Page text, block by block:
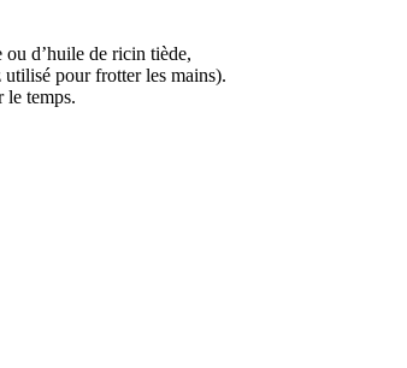
d’huile de ricin tiède,
pour frotter les mains).
le temps.